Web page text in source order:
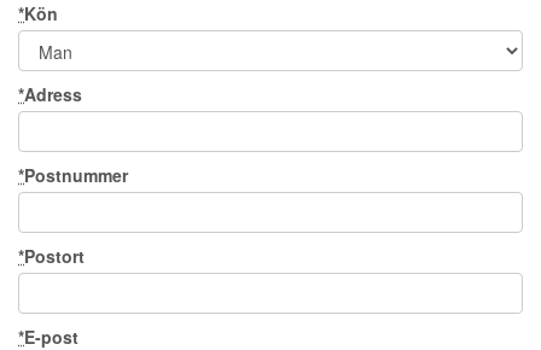
*Kön
*Adress
*Postnummer
*Postort
*E-post